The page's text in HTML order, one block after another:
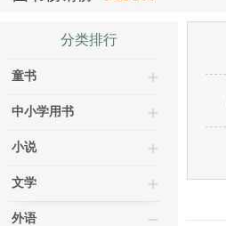
分类排行
童书
中小学用书
小说
文学
外语